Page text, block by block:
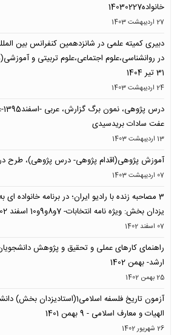
خانواده14030227
27 ارديبهشت 1403
دبیری کمیته علمی در شانزدهمین کنفرانس بین
31 تیر 1404
24 ارديبهشت 1403
عفت سادات بریدسیدی
13 ارديبهشت 1403
آموزش پژوهی(اقدام پژوهی- درس پژوهی)، طرح
07 ارديبهشت 1403
3 مصاحبه زنده با رادیو ایران؛ در برنامه خانواده ای
یزدان بخش: ویژه نامه انتخابات- 7و8و9و10 اسفند 1402
07 اسفند 1402
راهنمای کارهای عملی و تحقیق و پژوهش
ارشد- بهمن 1402
25 بهمن 1402
آزمون تاریخ فلسفه
الهیات و معارف اسلامی - 9 بهمن 1401
26 شهریور 1402